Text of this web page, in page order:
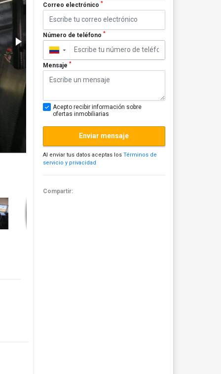
Correo electrónico *
Número de teléfono *
▼
Mensaje *
Acepto recibir información sobre
ofertas inmobiliarias
Enviar mensaje
Al enviar tus datos aceptas los Términos de
servicio y privacidad
Compartir: